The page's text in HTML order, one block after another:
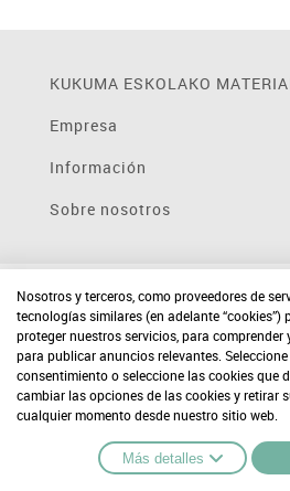
KUKUMA ESKOLAKO
Empresa
Información
Sobre nosotros
Nosotros y terceros, como proveedores de
tecnologías similares (en adelante “cookies”)
proteger nuestros servicios, para
para publicar anuncios relevantes. Seleccione
consentimiento o seleccione las cookies que
cambiar las opciones de las cookies y retirar
cualquier momento desde nuestro sitio web.
Más detalles